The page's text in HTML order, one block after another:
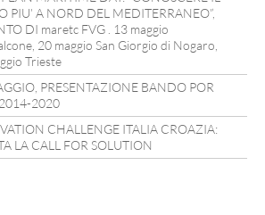
PIU’ A NORD DEL MEDITERRANEO”,
DI maretc FVG . 13 maggio
20 maggio San Giorgio di Nogaro,
Trieste
PRESENTAZIONE BANDO POR
2020
CHALLENGE ITALIA CROAZIA:
LA CALL FOR SOLUTION